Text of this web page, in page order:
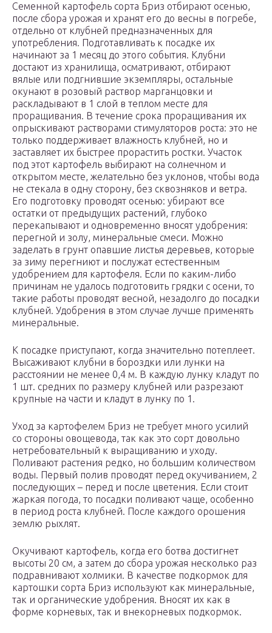
Семенной картофель сорта Бриз отбирают осенью,
после сбора урожая и хранят его до весны в погребе,
отдельно от клубней предназначенных для
употребления. Подготавливать к посадке их
начинают за 1 месяц до этого события. Клубни
достают из хранилища, осматривают, отбирают
вялые или подгнившие экземпляры, остальные
окунают в розовый раствор марганцовки и
раскладывают в 1 слой в теплом месте для
проращивания. В течение срока проращивания их
опрыскивают растворами стимуляторов роста: это не
только поддерживает влажность клубней, но и
заставляет их быстрее прорастить ростки. Участок
под этот картофель выбирают на солнечном и
открытом месте, желательно без уклонов, чтобы вода
не стекала в одну сторону, без сквозняков и ветра.
Его подготовку проводят осенью: убирают все
остатки от предыдущих растений, глубоко
перекапывают и одновременно вносят удобрения:
перегной и золу, минеральные смеси. Можно
заделать в грунт опавшие листья деревьев, которые
за зиму перегниют и послужат естественным
удобрением для картофеля. Если по каким-либо
причинам не удалось подготовить грядки с осени, то
такие работы проводят весной, незадолго до посадки
клубней. Удобрения в этом случае лучше применять
минеральные.
К посадке приступают, когда значительно потеплеет.
Высаживают клубни в бороздки или лунки на
расстоянии не менее 0,4 м. В каждую лунку кладут по
1 шт. средних по размеру клубней или разрезают
крупные на части и кладут в лунку по 1.
Уход за картофелем Бриз не требует много усилий
со стороны овощевода, так как это сорт довольно
нетребовательный к выращиванию и уходу.
Поливают растения редко, но большим количеством
воды. Первый полив проводят перед окучиванием, 2
последующих – перед и после цветения. Если стоит
жаркая погода, то посадки поливают чаще, особенно
в период роста клубней. После каждого орошения
землю рыхлят.
Окучивают картофель, когда его ботва достигнет
высоты 20 см, а затем до сбора урожая несколько раз
подравнивают холмики. В качестве подкормок для
картошки сорта Бриз используют как минеральные,
так и органические удобрения. Вносят их как в
форме корневых, так и внекорневых подкормок.